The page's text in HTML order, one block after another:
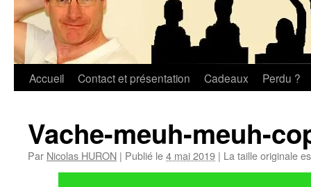
Accueil Contact et présentation Cadeaux Perdu ?
Vache-meuh-meuh-
Par Nicolas HURON | Publié le4 mai 2019 | La taille originale